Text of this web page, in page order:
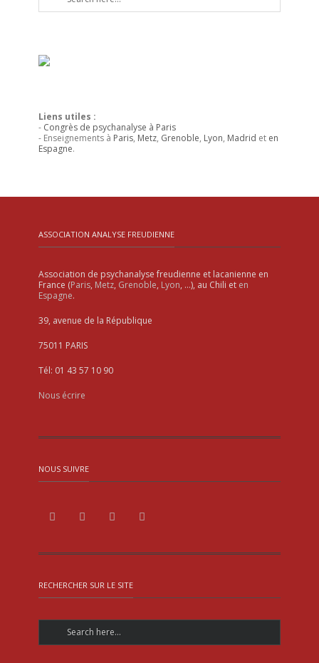
Liens utiles :
- Congrès de psychanalyse à Paris
- Enseignements à Paris, Metz, Grenoble, Lyon, Madrid et en
Espagne.
ASSOCIATION ANALYSE FREUDIENNE
Association de psychanalyse freudienne et lacanienne en
France (Paris, Metz, Grenoble, Lyon, …), au Chili et en
Espagne.
39, avenue de la République
75011 PARIS
Tél: 01 43 57 10 90
Nous écrire
NOUS SUIVRE
RECHERCHER SUR LE SITE